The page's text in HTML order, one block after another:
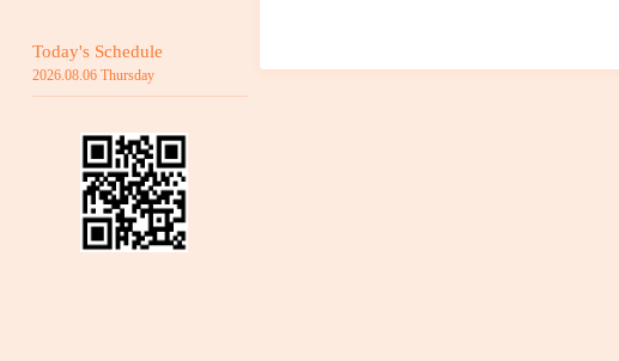
Today's Schedule
2026.08.06 Thursday